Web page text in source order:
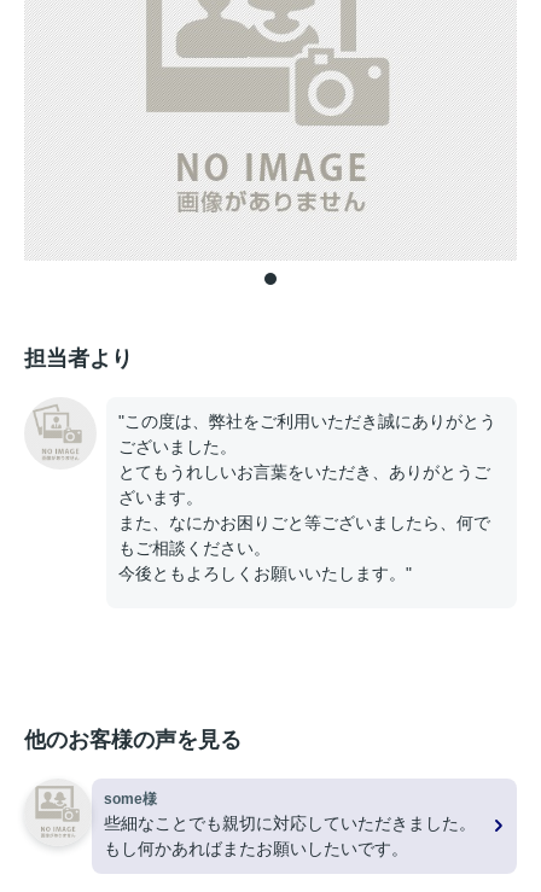
担当者より
"この度は、弊社をご利用いただき誠にありがとう
ございました。
とてもうれしいお言葉をいただき、ありがとうご
ざいます。
また、なにかお困りごと等ございましたら、何で
もご相談ください。
今後ともよろしくお願いいたします。"
他のお客様の声を見る
some様
些細なことでも親切に対応していただきました。
もし何かあればまたお願いしたいです。